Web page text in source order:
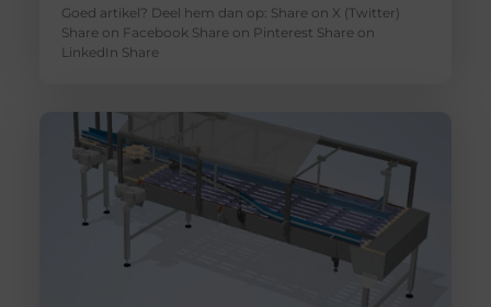
Goed artikel? Deel hem dan op: Share on X (Twitter)
Share on Facebook Share on Pinterest Share on
LinkedIn Share